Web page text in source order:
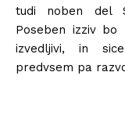
tudi noben del
Poseben izziv
izvedljivi, in
predvsem pa